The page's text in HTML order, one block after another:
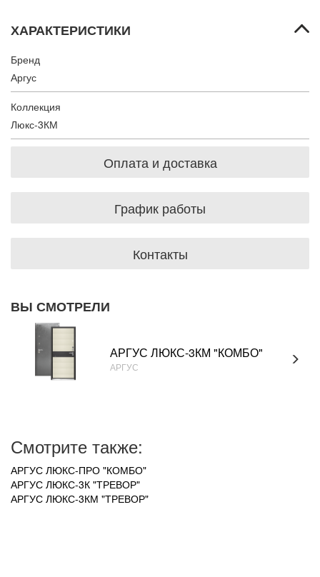
ХАРАКТЕРИСТИКИ
Бренд
Аргус
Коллекция
Люкс-3КМ
Оплата и доставка
График работы
Контакты
ВЫ СМОТРЕЛИ
АРГУС ЛЮКС-3КМ "КОМБО"
АРГУС
Смотрите также:
АРГУС ЛЮКС-ПРО "КОМБО"
АРГУС ЛЮКС-3К "ТРЕВОР"
АРГУС ЛЮКС-3КМ "ТРЕВОР"